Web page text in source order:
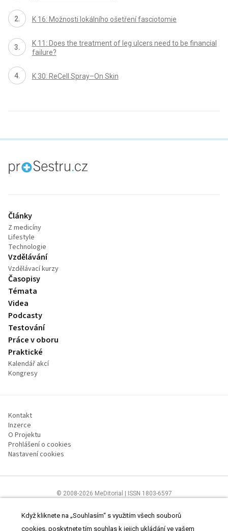
K 16: Možnosti lokálního ošetření fasciotomie
K 11: Does the treatment of leg ulcers need to be financial
failure?
K 30: ReCell Spray–On Skin
proLékaře.cz
Články
Z medicíny
Lifestyle
Technologie
Vzdělávání
Vzdělávací kurzy
Časopisy
Témata
Videa
Podcasty
Testování
Práce v oboru
Praktické
Kalendář akcí
Kongresy
Kontakt
Inzerce
O Projektu
Prohlášení o cookies
Nastavení cookies
© 2008-2026 MeDitorial | ISSN 1803-6597
pracovníkům.Čtěte prohlášeníaZásady zpracování osobních údajů
Když kliknete na „Souhlasím“ s využitím všech souborů
cookies, poskytnete tím souhlas k jejich ukládání ve vašem